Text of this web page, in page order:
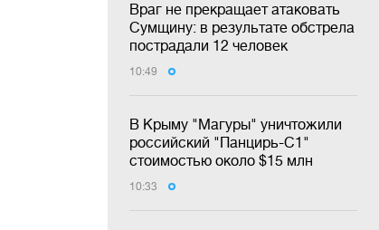
Враг не прекращает атаковать
Сумщину: в результате обстрела
пострадали 12 человек
10:49
В Крыму "Магуры" уничтожили
российский "Панцирь-С1"
стоимостью около $15 млн
10:33